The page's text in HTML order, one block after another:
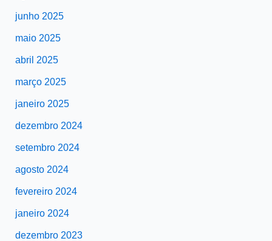
junho 2025
maio 2025
abril 2025
março 2025
janeiro 2025
dezembro 2024
setembro 2024
agosto 2024
fevereiro 2024
janeiro 2024
dezembro 2023